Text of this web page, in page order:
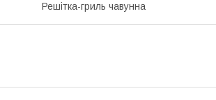
Решітка-гриль чавунна